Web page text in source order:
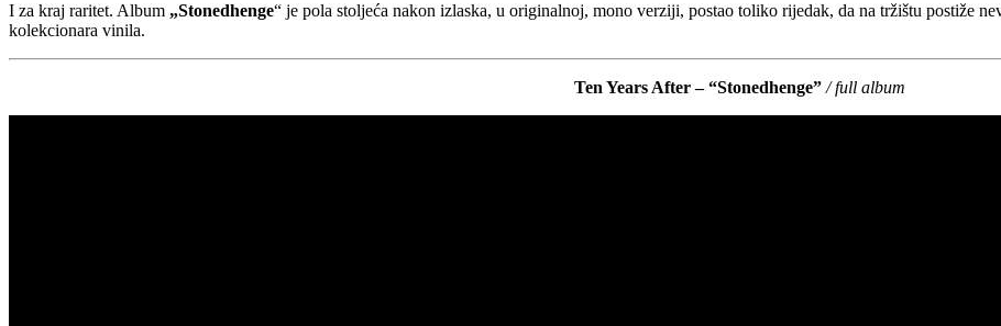
I za kraj raritet. Album „Stonedhenge“ je pola stoljeća nakon izlaska, u originalnoj, mono verziji, postao toliko rijedak, da na tržištu postiže
kolekcionara vinila.
Ten Years After – “Stonedhenge” / full album